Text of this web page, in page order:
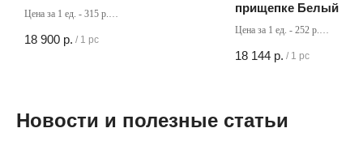
Цена за 1 ед. - 315 р.
18 900 р. / 1 pc
прищепке Белый 18
см, зарядка от USB
Цена за 1 ед. - 252 р.
18 144 р. / 1 pc
Новости и полезные статьи